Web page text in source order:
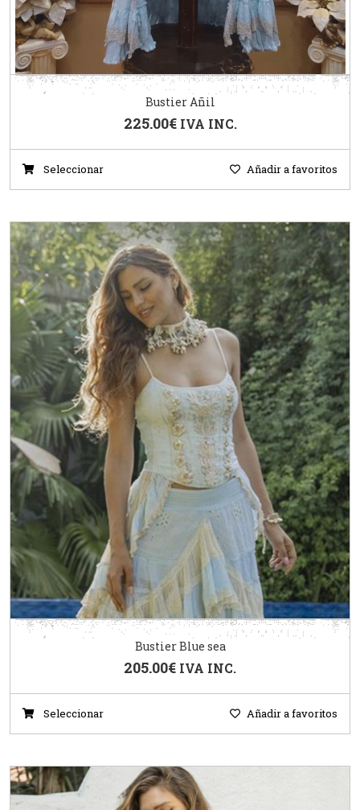
Bustier Añil
225.00€ IVA INC.
Seleccionar Añadir a favoritos
Bustier Blue sea
205.00€ IVA INC.
Seleccionar Añadir a favoritos